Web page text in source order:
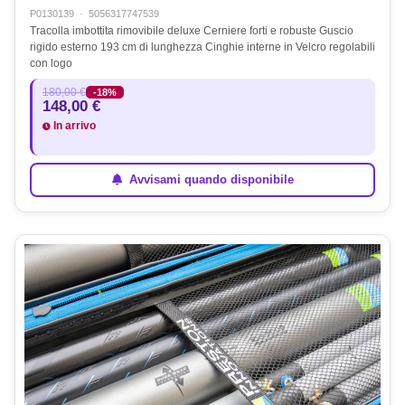
P0130139 · 5056317747539
Tracolla imbottita rimovibile deluxe Cerniere forti e robuste Guscio
rigido esterno 193 cm di lunghezza Cinghie interne in Velcro regolabili
con logo
180,00 € -18%
148,00 €
In arrivo
Avvisami quando disponibile